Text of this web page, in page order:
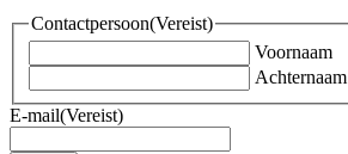
Contactpersoon(Vereist)
Voornaam
Achternaam
E-mail(Vereist)